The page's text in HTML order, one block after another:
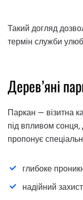
Такий догляд
термін служби
Дерев’яні
Паркан — візитна
під впливом
пропонує
глибоке
надійний